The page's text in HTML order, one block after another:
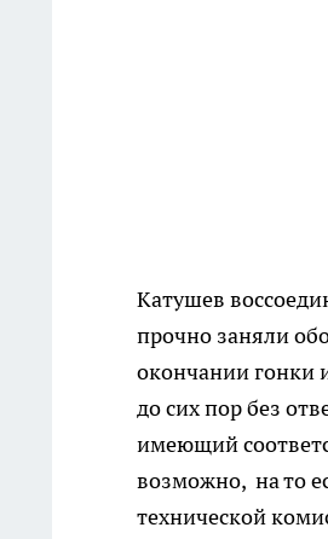
Катушев
прочно заняли
окончании гонки
до сих пор без
имеющий
возможно, на то
технической